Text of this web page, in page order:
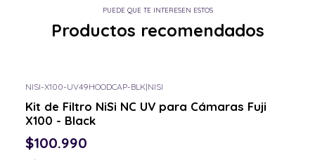
PUEDE QUE TE INTERESEN ESTOS
Productos recomendados
NISI-X100-UV49HOODCAP-BLK|NISI
Kit de Filtro NiSi NC UV para Cámaras Fuji
X100 - Black
$100.990